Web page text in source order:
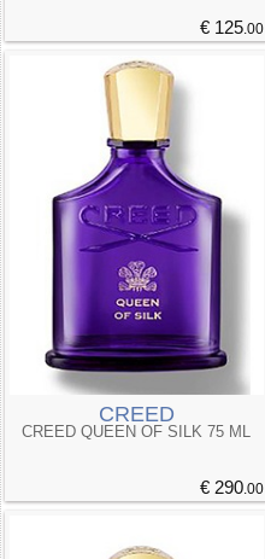
€ 125.00
CREED
CREED QUEEN OF SILK 75 ML
€ 290.00